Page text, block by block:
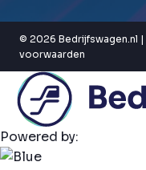
© 2026 Bedrijfswagen.nl |
voorwaarden
Powered by: